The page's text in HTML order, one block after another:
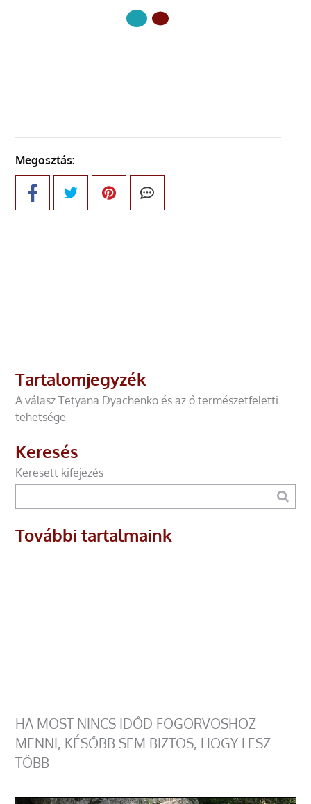
Megosztás:
Tartalomjegyzék
A válasz Tetyana Dyachenko és az ő természetfeletti
tehetsége
Keresés
Keresett kifejezés
További tartalmaink
HA MOST NINCS IDŐD FOGORVOSHOZ
MENNI, KÉSŐBB SEM BIZTOS, HOGY LESZ
TÖBB